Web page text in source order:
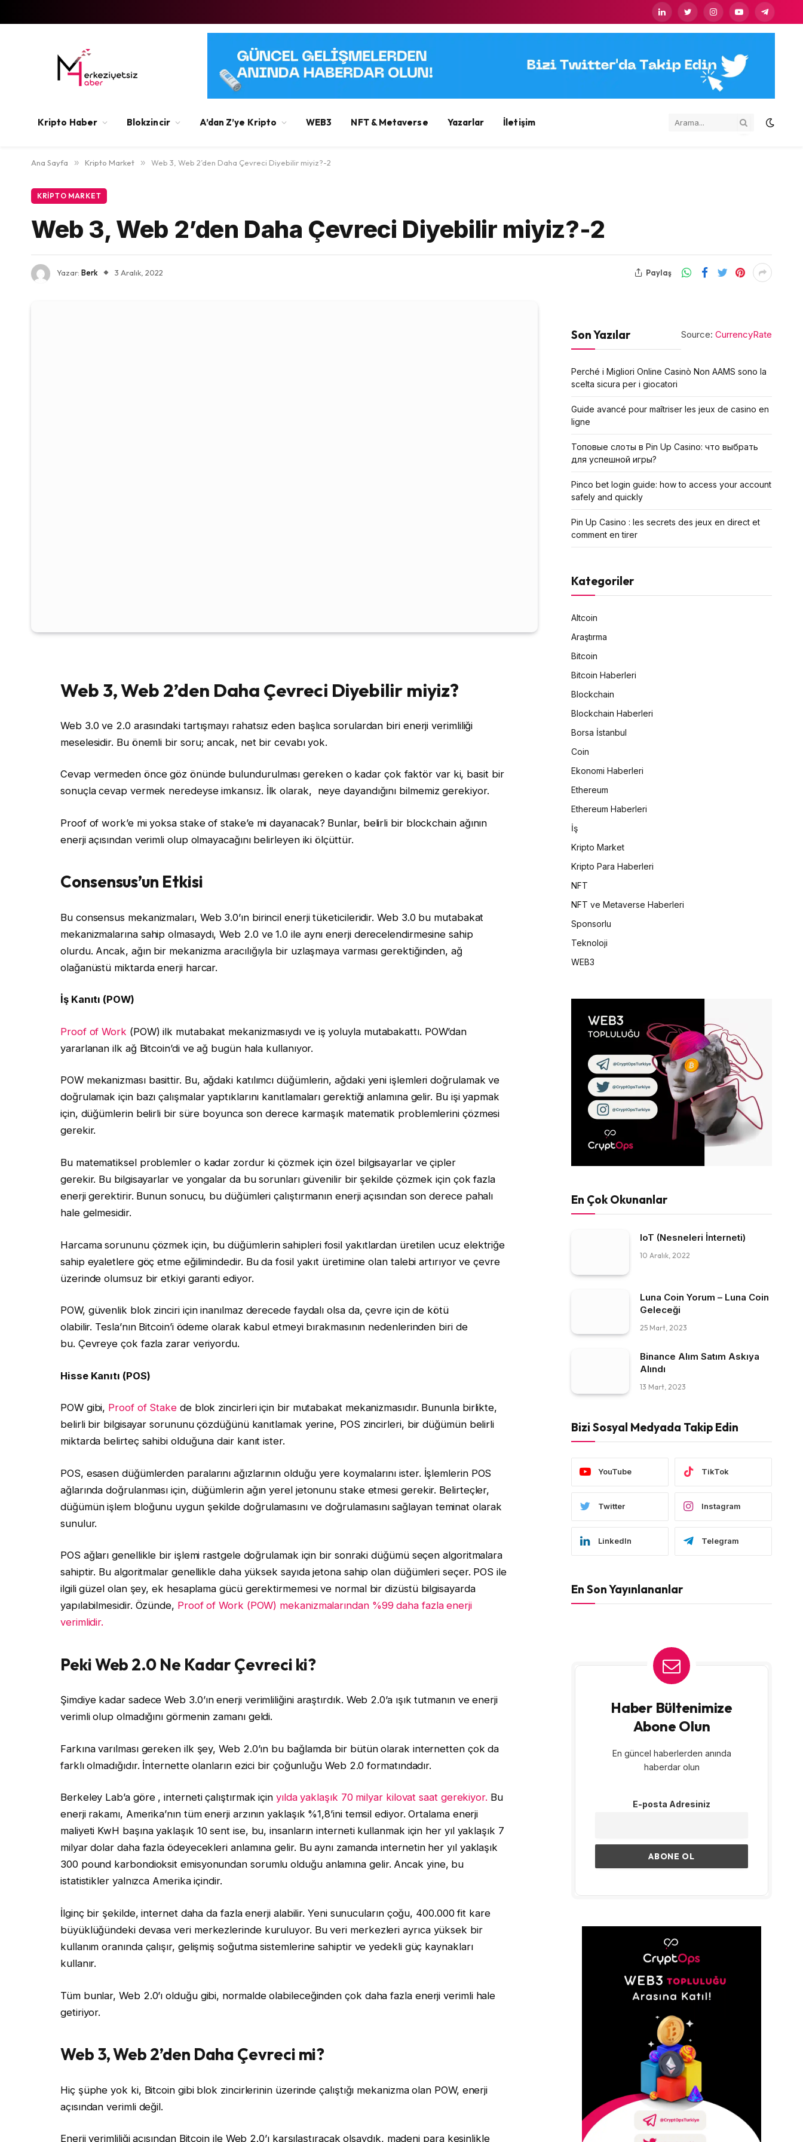
LinkedInTwitterInstagramYouTubeTelegram
Kripto Haber Blokzincir A’dan Z’ye Kripto WEB3 NFT & Metaverse Yazarlar İletişim
Ana Sayfa » Kripto Market » Web 3, Web 2’den Daha Çevreci Diyebilir miyiz?-2
KRIPTO MARKET
Web 3, Web 2’den Daha Çevreci Diyebilir miyiz?-2
Yazar: Berk 3 Aralık, 2022 Paylaş
Web 3, Web 2’den Daha Çevreci Diyebilir miyiz?
Web 3.0 ve 2.0 arasındaki tartışmayı rahatsız eden başlıca sorulardan biri enerji verimliliği
meselesidir. Bu önemli bir soru; ancak, net bir cevabı yok.
Cevap vermeden önce göz önünde bulundurulması gereken o kadar çok faktör var ki, basit bir
sonuçla cevap vermek neredeyse imkansız. İlk olarak, neye dayandığını bilmemiz gerekiyor.
Proof of work’e mi yoksa stake of stake’e mi dayanacak? Bunlar, belirli bir blockchain ağının
enerji açısından verimli olup olmayacağını belirleyen iki ölçüttür.
Consensus’un Etkisi
Bu consensus mekanizmaları, Web 3.0’ın birincil enerji tüketicileridir. Web 3.0 bu mutabakat
mekanizmalarına sahip olmasaydı, Web 2.0 ve 1.0 ile aynı enerji derecelendirmesine sahip
olurdu. Ancak, ağın bir mekanizma aracılığıyla bir uzlaşmaya varması gerektiğinden, ağ
olağanüstü miktarda enerji harcar.
İş Kanıtı (POW)
Proof of Work (POW) ilk mutabakat mekanizmasıydı ve iş yoluyla mutabakattı. POW’dan
yararlanan ilk ağ Bitcoin’di ve ağ bugün hala kullanıyor.
POW mekanizması basittir. Bu, ağdaki katılımcı düğümlerin, ağdaki yeni işlemleri doğrulamak ve
doğrulamak için bazı çalışmalar yaptıklarını kanıtlamaları gerektiği anlamına gelir. Bu işi yapmak
için, düğümlerin belirli bir süre boyunca son derece karmaşık matematik problemlerini çözmesi
gerekir.
Bu matematiksel problemler o kadar zordur ki çözmek için özel bilgisayarlar ve çipler
gerekir. Bu bilgisayarlar ve yongalar da bu sorunları güvenilir bir şekilde çözmek için çok fazla
enerji gerektirir. Bunun sonucu, bu düğümleri çalıştırmanın enerji açısından son derece pahalı
hale gelmesidir.
Harcama sorununu çözmek için, bu düğümlerin sahipleri fosil yakıtlardan üretilen ucuz elektriğe
sahip eyaletlere göç etme eğilimindedir. Bu da fosil yakıt üretimine olan talebi artırıyor ve çevre
üzerinde olumsuz bir etkiyi garanti ediyor.
POW, güvenlik blok zinciri için inanılmaz derecede faydalı olsa da, çevre için de kötü
olabilir. Tesla’nın Bitcoin’i ödeme olarak kabul etmeyi bırakmasının nedenlerinden biri de
bu. Çevreye çok fazla zarar veriyordu.
Hisse Kanıtı (POS)
POW gibi, Proof of Stake de blok zincirleri için bir mutabakat mekanizmasıdır. Bununla birlikte,
belirli bir bilgisayar sorununu çözdüğünü kanıtlamak yerine, POS zincirleri, bir düğümün belirli
miktarda belirteç sahibi olduğuna dair kanıt ister.
POS, esasen düğümlerden paralarını ağızlarının olduğu yere koymalarını ister. İşlemlerin POS
ağlarında doğrulanması için, düğümlerin ağın yerel jetonunu stake etmesi gerekir. Belirteçler,
düğümün işlem bloğunu uygun şekilde doğrulamasını ve doğrulamasını sağlayan teminat olarak
sunulur.
POS ağları genellikle bir işlemi rastgele doğrulamak için bir sonraki düğümü seçen algoritmalara
sahiptir. Bu algoritmalar genellikle daha yüksek sayıda jetona sahip olan düğümleri seçer. POS ile
ilgili güzel olan şey, ek hesaplama gücü gerektirmemesi ve normal bir dizüstü bilgisayarda
yapılabilmesidir. Özünde, Proof of Work (POW) mekanizmalarından %99 daha fazla enerji
verimlidir.
Peki Web 2.0 Ne Kadar Çevreci ki?
Şimdiye kadar sadece Web 3.0’ın enerji verimliliğini araştırdık. Web 2.0’a ışık tutmanın ve enerji
verimli olup olmadığını görmenin zamanı geldi.
Farkına varılması gereken ilk şey, Web 2.0’ın bu bağlamda bir bütün olarak internetten çok da
farklı olmadığıdır. İnternette olanların ezici bir çoğunluğu Web 2.0 formatındadır.
Berkeley Lab’a göre , interneti çalıştırmak için yılda yaklaşık 70 milyar kilovat saat gerekiyor. Bu
enerji rakamı, Amerika’nın tüm enerji arzının yaklaşık %1,8’ini temsil ediyor. Ortalama enerji
maliyeti KwH başına yaklaşık 10 sent ise, bu, insanların interneti kullanmak için her yıl yaklaşık 7
milyar dolar daha fazla ödeyecekleri anlamına gelir. Bu aynı zamanda internetin her yıl yaklaşık
300 pound karbondioksit emisyonundan sorumlu olduğu anlamına gelir. Ancak yine, bu
istatistikler yalnızca Amerika içindir.
İlginç bir şekilde, internet daha da fazla enerji alabilir. Yeni sunucuların çoğu, 400.000 fit kare
büyüklüğündeki devasa veri merkezlerinde kuruluyor. Bu veri merkezleri ayrıca yüksek bir
kullanım oranında çalışır, gelişmiş soğutma sistemlerine sahiptir ve yedekli güç kaynakları
kullanır.
Tüm bunlar, Web 2.0’ı olduğu gibi, normalde olabileceğinden çok daha fazla enerji verimli hale
getiriyor.
Web 3, Web 2’den Daha Çevreci mi?
Hiç şüphe yok ki, Bitcoin gibi blok zincirlerinin üzerinde çalıştığı mekanizma olan POW, enerji
açısından verimli değil.
Enerji verimliliği açısından Bitcoin ile Web 2.0’ı karşılaştıracak olsaydık, madeni para kesinlikle
Source: CurrencyRate
Son Yazılar
Perché i Migliori Online Casinò Non AAMS sono la
scelta sicura per i giocatori
Guide avancé pour maîtriser les jeux de casino en
ligne
Топовые слоты в Pin Up Casino: что выбрать
для успешной игры?
Pinco bet login guide: how to access your account
safely and quickly
Pin Up Casino : les secrets des jeux en direct et
comment en tirer
Kategoriler
Altcoin
Araştırma
Bitcoin
Bitcoin Haberleri
Blockchain
Blockchain Haberleri
Borsa İstanbul
Coin
Ekonomi Haberleri
Ethereum
Ethereum Haberleri
İş
Kripto Market
Kripto Para Haberleri
NFT
NFT ve Metaverse Haberleri
Sponsorlu
Teknoloji
WEB3
En Çok Okunanlar
IoT (Nesneleri İnterneti)
10 Aralık, 2022
Luna Coin Yorum – Luna Coin
Geleceği
25 Mart, 2023
Binance Alım Satım Askıya
Alındı
13 Mart, 2023
Bizi Sosyal Medyada Takip Edin
YouTube TikTok
Twitter Instagram
LinkedIn Telegram
En Son Yayınlananlar
Haber Bültenimize
Abone Olun
En güncel haberlerden anında
haberdar olun
E-posta Adresiniz